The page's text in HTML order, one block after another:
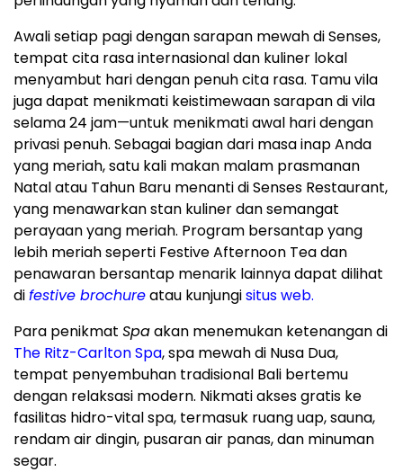
Awali setiap pagi dengan sarapan mewah di Senses,
tempat cita rasa internasional dan kuliner lokal
menyambut hari dengan penuh cita rasa. Tamu vila
juga dapat menikmati keistimewaan sarapan di vila
selama 24 jam—untuk menikmati awal hari dengan
privasi penuh. Sebagai bagian dari masa inap Anda
yang meriah, satu kali makan malam prasmanan
Natal atau Tahun Baru menanti di Senses Restaurant,
yang menawarkan stan kuliner dan semangat
perayaan yang meriah. Program bersantap yang
lebih meriah seperti Festive Afternoon Tea dan
penawaran bersantap menarik lainnya dapat dilihat
difestive brochureatau kunjungisitus web.
Para penikmat Spaakan menemukan ketenangan di
The Ritz-Carlton Spa, spa mewah di Nusa Dua,
tempat penyembuhan tradisional Bali bertemu
dengan relaksasi modern. Nikmati akses gratis ke
fasilitas hidro-vital spa, termasuk ruang uap, sauna,
rendam air dingin, pusaran air panas, dan minuman
segar.